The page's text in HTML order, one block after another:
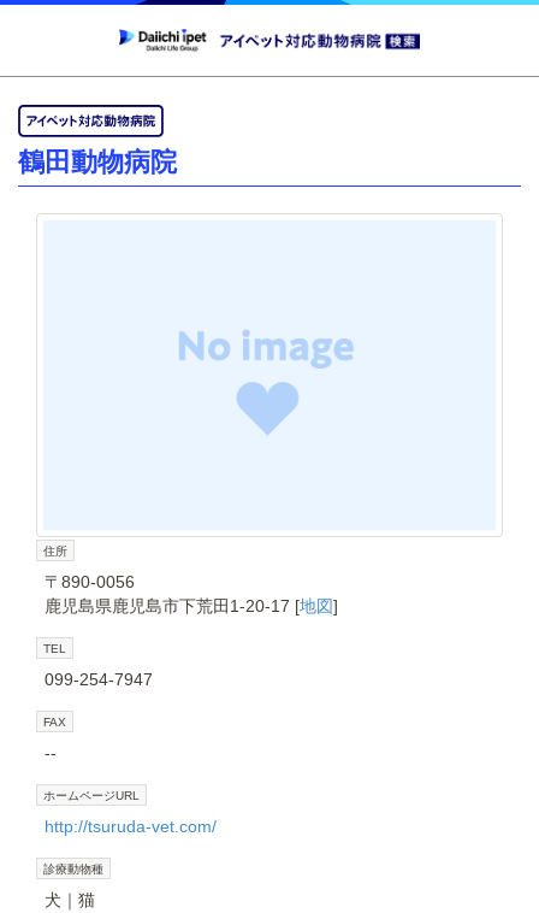
鶴田動物病院
住所
〒890-0056
鹿児島県鹿児島市下荒田1-20-17 [地図]
TEL
099-254-7947
FAX
--
ホームページURL
http://tsuruda-vet.com/
診療動物種
犬 猫